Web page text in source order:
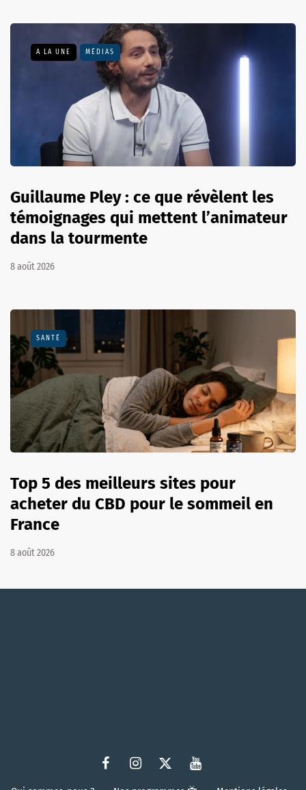
A LA UNE MÉDIAS
Guillaume Pley : ce que révèlent les
témoignages qui mettent l’animateur
dans la tourmente
8 août 2026
SANTÉ
Top 5 des meilleurs sites pour
acheter du CBD pour le sommeil en
France
8 août 2026